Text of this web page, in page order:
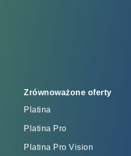
Zrównoważone oferty
Platina
Platina Pro
Platina Pro Vision